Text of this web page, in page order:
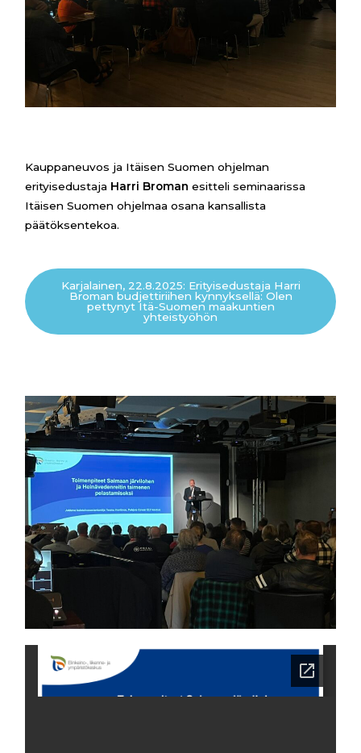
Kauppaneuvos ja Itäisen Suomen ohjelman
erityisedustaja Harri Broman esitteli seminaarissa
Itäisen Suomen ohjelmaa osana kansallista
päätöksentekoa.
Karjalainen, 22.8.2025: Erityisedustaja Harri
Broman budjettiriihen kynnyksellä: Olen
pettynyt Itä-Suomen maakuntien
yhteistyöhön